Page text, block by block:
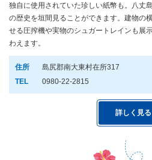
独自に使用されていた珍しい紙幣も。八丈
の歴史を垣間見ることができます。建物の
せる圧搾機や実物のシュガートレインも展
わえます。
住所
島尻郡南大東村在所317
TEL
0980-22-2815
詳しく見る